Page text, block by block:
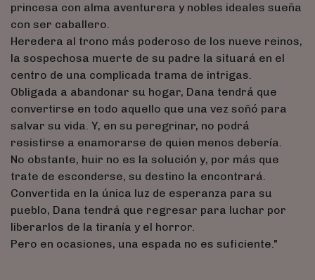
princesa con alma aventurera y nobles ideales sueña
con ser caballero.
Heredera al trono más poderoso de los nueve reinos,
la sospechosa muerte de su padre la situará en el
centro de una complicada trama de intrigas.
Obligada a abandonar su hogar, Dana tendrá que
convertirse en todo aquello que una vez soñó para
salvar su vida. Y, en su peregrinar, no podrá
resistirse a enamorarse de quien menos debería.
No obstante, huir no es la solución y, por más que
trate de esconderse, su destino la encontrará.
Convertida en la única luz de esperanza para su
pueblo, Dana tendrá que regresar para luchar por
liberarlos de la tiranía y el horror.
Pero en ocasiones, una espada no es suficiente."